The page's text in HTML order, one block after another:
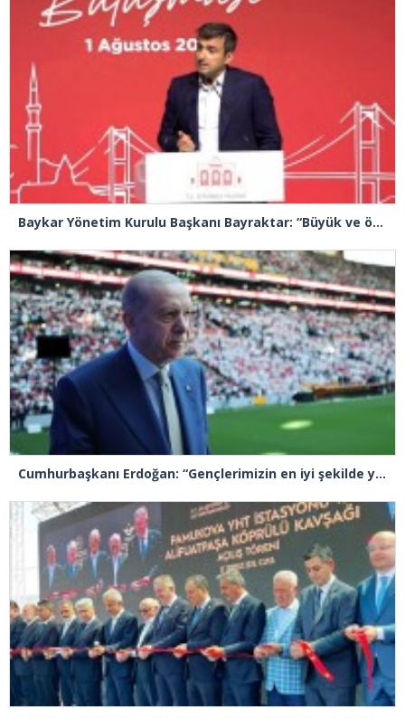
Baykar Yönetim Kurulu Başkanı Bayraktar: “Büyük ve önemli eserler konfor alanının dışında kalmaya razı olanlar tarafından gerçekleştirildi”
Cumhurbaşkanı Erdoğan: “Gençlerimizin en iyi şekilde yetişmeniz için tüm gücümüzle çalışıyoruz”